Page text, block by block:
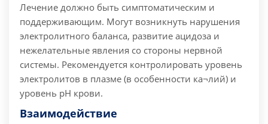
Лечение должно быть симптоматическим и
поддерживающим. Могут возникнуть нарушения
электролитного баланса, развитие ацидоза и
нежелательные явления со стороны нервной
системы. Рекомендуется контролировать уровень
электролитов в плазме (в особенности ка¬лий) и
уровень pH крови.
Взаимодействие